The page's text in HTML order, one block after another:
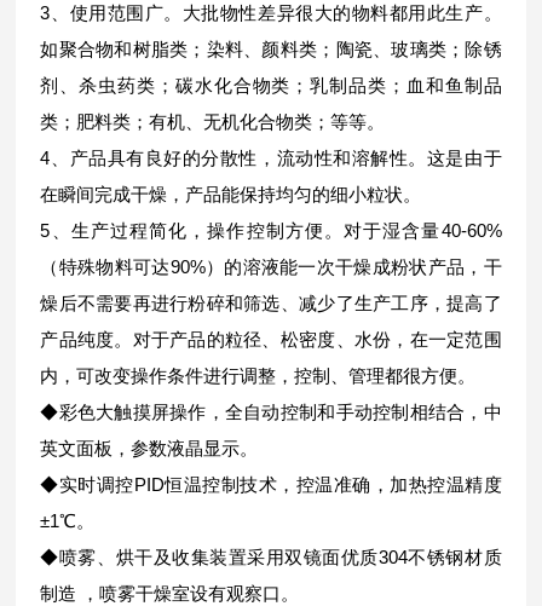
3、使用范围广。大批物性差异很大的物料都用此生产。
如聚合物和树脂类；染料、颜料类；陶瓷、玻璃类；除锈
剂、杀虫药类；碳水化合物类；乳制品类；血和鱼制品
类；肥料类；有机、无机化合物类；等等。
4、产品具有良好的分散性，流动性和溶解性。这是由于
在瞬间完成干燥，产品能保持均匀的细小粒状。
5、生产过程简化，操作控制方便。对于湿含量40-60%
（特殊物料可达90%）的溶液能一次干燥成粉状产品，干
燥后不需要再进行粉碎和筛选、减少了生产工序，提高了
产品纯度。对于产品的粒径、松密度、水份，在一定范围
内，可改变操作条件进行调整，控制、管理都很方便。
◆彩色大触摸屏操作，全自动控制和手动控制相结合，中
英文面板，参数液晶显示。
◆实时调控PID恒温控制技术，控温准确，加热控温精度
±1℃。
◆喷雾、烘干及收集装置采用双镜面优质304不锈钢材质
制造 ，喷雾干燥室设有观察口。